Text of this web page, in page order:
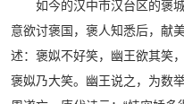
如今的汉中市汉台区的褒城
意欲讨褒国，褒人知悉后，献
述：褒姒不好笑，幽王欲其笑
褒姒乃大笑。幽王说之，为数